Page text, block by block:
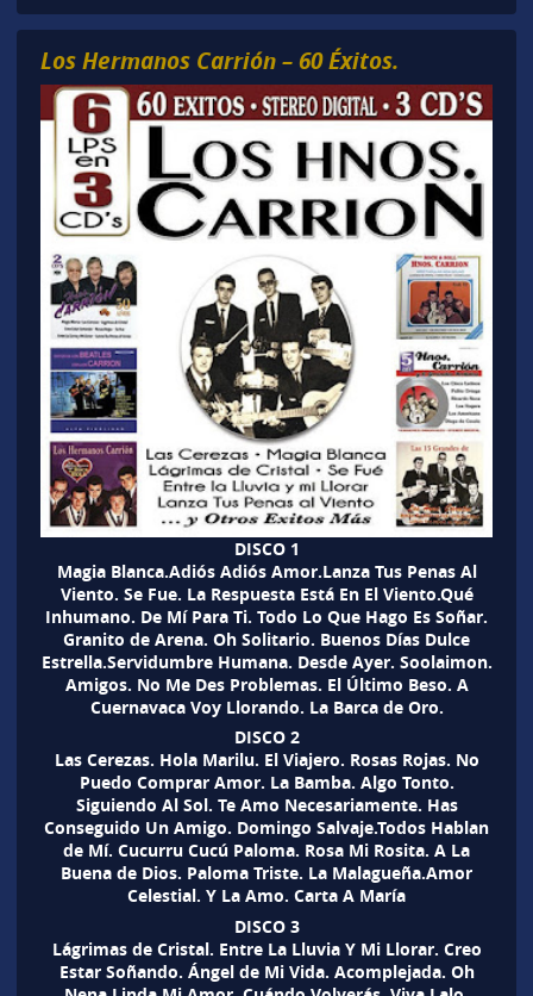
Los Hermanos Carrión – 60 Éxitos.
DISCO 1
Magia Blanca.Adiós Adiós Amor.Lanza Tus Penas Al
Viento. Se Fue. La Respuesta Está En El Viento.Qué
Inhumano. De Mí Para Ti. Todo Lo Que Hago Es Soñar.
Granito de Arena. Oh Solitario. Buenos Días Dulce
Estrella.Servidumbre Humana. Desde Ayer. Soolaimon.
Amigos. No Me Des Problemas. El Último Beso. A
Cuernavaca Voy Llorando. La Barca de Oro.
DISCO 2
Las Cerezas. Hola Marilu. El Viajero. Rosas Rojas. No
Puedo Comprar Amor. La Bamba. Algo Tonto.
Siguiendo Al Sol. Te Amo Necesariamente. Has
Conseguido Un Amigo. Domingo Salvaje.Todos Hablan
de Mí. Cucurru Cucú Paloma. Rosa Mi Rosita. A La
Buena de Dios. Paloma Triste. La Malagueña.Amor
Celestial. Y La Amo. Carta A María
DISCO 3
Lágrimas de Cristal. Entre La Lluvia Y Mi Llorar. Creo
Estar Soñando. Ángel de Mi Vida. Acomplejada. Oh